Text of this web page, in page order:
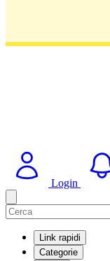
Login
Link rapidi
Categorie